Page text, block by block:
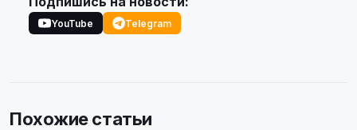
YouTube Telegram
Похожие статьи